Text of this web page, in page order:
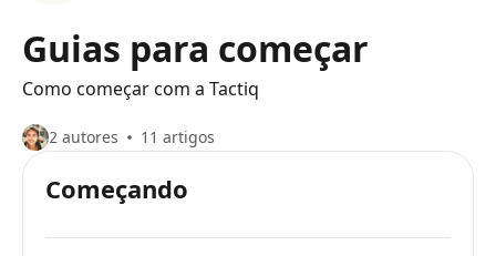
Guias para começar
Como começar com a Tactiq
2 autores 11 artigos
Começando